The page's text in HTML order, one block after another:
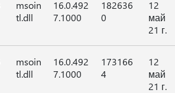
msoin
tl.dll
16.0.492
7.1000
182636
0
12
май
21 г.
msoin
tl.dll
16.0.492
7.1000
173166
4
12
май
21 г.